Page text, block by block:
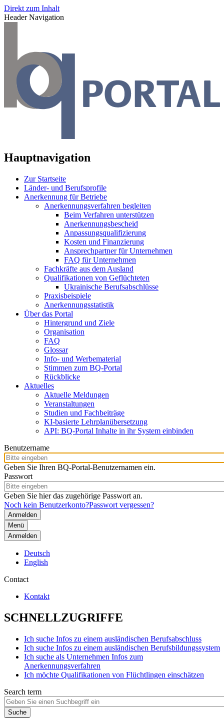
Direkt zum Inhalt
Header Navigation
Hauptnavigation
Zur Startseite
Länder- und Berufsprofile
Anerkennung für Betriebe
Anerkennungsverfahren begleiten
Beim Verfahren unterstützen
Anerkennungsbescheid
Anpassungsqualifizierung
Kosten und Finanzierung
Ansprechpartner für Unternehmen
FAQ für Unternehmen
Fachkräfte aus dem Ausland
Qualifikationen von Geflüchteten
Ukrainische Berufsabschlüsse
Praxisbeispiele
Anerkennungsstatistik
Über das Portal
Hintergrund und Ziele
Organisation
FAQ
Glossar
Info- und Werbematerial
Stimmen zum BQ-Portal
Rückblicke
Aktuelles
Aktuelle Meldungen
Veranstaltungen
Studien und Fachbeiträge
KI-basierte Lehrplanübersetzung
API: BQ-Portal Inhalte in ihr System einbinden
Benutzername
Geben Sie Ihren BQ-Portal-Benutzernamen ein.
Passwort
Geben Sie hier das zugehörige Passwort an.
Noch kein Benutzerkonto?Passwort vergessen?
Menü
Anmelden
Deutsch
English
Contact
Kontakt
SCHNELLZUGRIFFE
Ich suche Infos zu einem ausländischen Berufsabschluss
Ich suche Infos zu einem ausländischen Berufsbildungssystem
Ich suche als Unternehmen Infos zum
Anerkennungsverfahren
Ich möchte Qualifikationen von Flüchtlingen einschätzen
Search term